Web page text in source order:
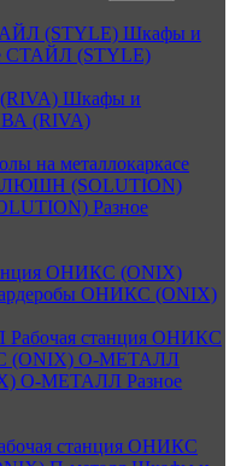
(STYLE) Шкафы и
СТАЙЛ (STYLE)
Шкафы и
(RIVA)
на металлокаркасе
(SOLUTION)
Разное
ОНИКС (ONIX)
ОНИКС (ONIX)
Рабочая станция ОНИКС
(ONIX) O-МЕТАЛЛ
O-МЕТАЛЛ Разное
станция ОНИКС